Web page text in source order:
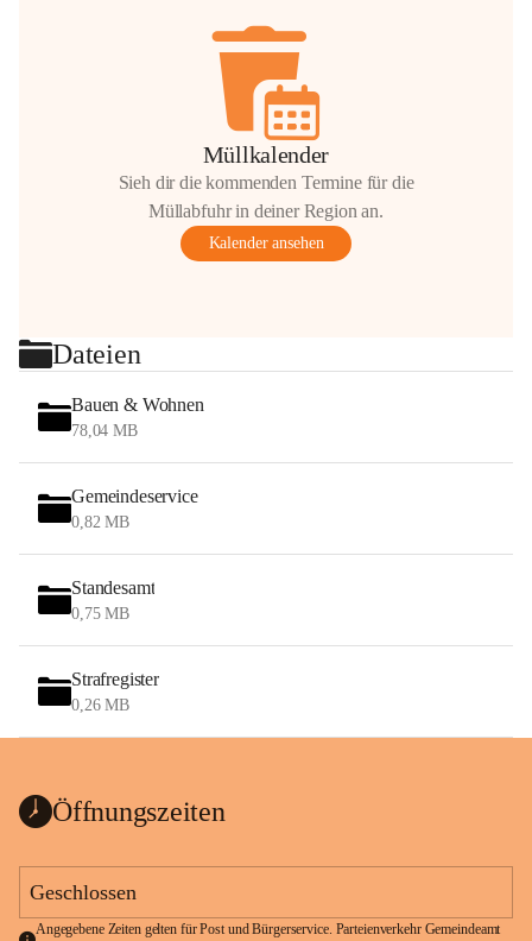
Müllkalender
Sieh dir die kommenden Termine für die
Müllabfuhr in deiner Region an.
Kalender ansehen
Dateien
Bauen & Wohnen
78,04 MB
Gemeindeservice
0,82 MB
Standesamt
0,75 MB
Strafregister
0,26 MB
Öffnungszeiten
Geschlossen
Angegebene Zeiten gelten für Post und Bürgerservice. Parteienverkehr Gemeindeamt